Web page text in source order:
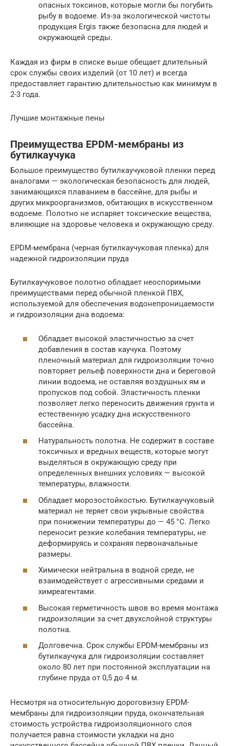
опасных токсинов, которые могли бы погубить
рыбу в водоеме. Из-за экологической чистоты
продукция Ergis также безопасна для людей и
окружающей среды.
Каждая из фирм в списке выше обещает длительный
срок службы своих изделий (от 10 лет) и всегда
предоставляет гарантию длительностью как минимум в
2-3 года.
Лучшие монтажные пены
Преимущества EPDM-мембраны из
бутилкаучука
Большое преимущество бутилкаучуковой пленки перед
аналогами — экологическая безопасность для людей,
занимающихся плаванием в бассейне, для рыбы и
других микроорганизмов, обитающих в искусственном
водоеме. Полотно не испаряет токсические вещества,
влияющие на здоровье человека и окружающую среду.
EPDM-мембрана (черная бутилкаучуковая пленка) для
надежной гидроизоляции пруда
Бутилкаучуковое полотно обладает неоспоримыми
преимуществами перед обычной пленкой ПВХ,
используемой для обеспечения водонепроницаемости
и гидроизоляции дна водоема:
Обладает высокой эластичностью за счет
добавления в состав каучука. Поэтому
пленочный материал для гидроизоляции точно
повторяет рельеф поверхности дна и береговой
линии водоема, не оставляя воздушных ям и
пропусков под собой. Эластичность пленки
позволяет легко переносить движения грунта и
естественную усадку дна искусственного
бассейна.
Натуральность полотна. Не содержит в составе
токсичных и вредных веществ, которые могут
выделяться в окружающую среду при
определенных внешних условиях — высокой
температуры, влажности.
Обладает морозостойкостью. Бутилкаучуковый
материал не теряет свои укрывные свойства
при понижении температуры до — 45 °C. Легко
переносит резкие колебания температуры, не
деформируясь и сохраняя первоначальные
размеры.
Химически нейтральна в водной среде, не
взаимодействует с агрессивными средами и
химреагентами.
Высокая герметичность швов во время монтажа
гидроизоляции за счет двухслойной структуры
полотна.
Долговечна. Срок службы EPDM-мембраны из
бутилкаучука для гидроизоляции составляет
около 80 лет при постоянной эксплуатации на
глубине пруда от 0,5 до 4 м.
Несмотря на относительную дороговизну EPDM-
мембраны для гидроизоляции пруда, окончательная
стоимость устройства гидроизоляционного слоя
получается равна стоимости укладки на дно